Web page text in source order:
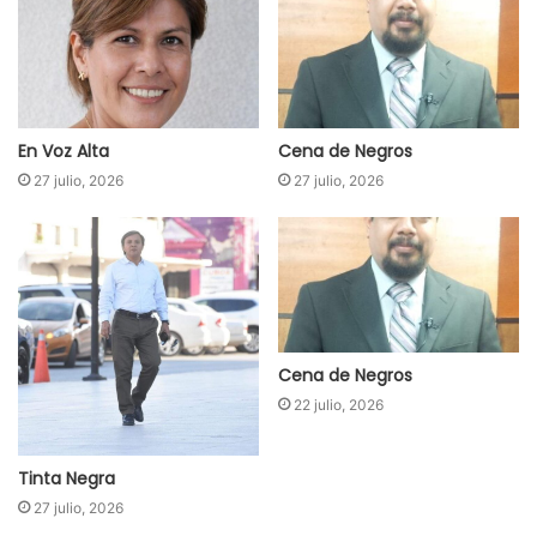
En Voz Alta
27 julio, 2026
Cena de Negros
27 julio, 2026
Tinta Negra
27 julio, 2026
Cena de Negros
22 julio, 2026